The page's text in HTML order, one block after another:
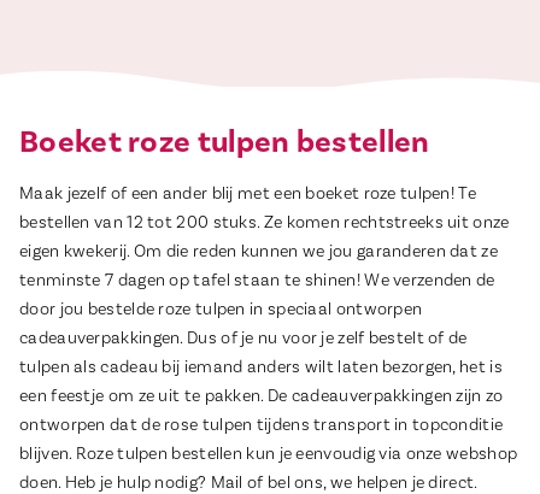
Boeket roze tulpen bestellen
Maak jezelf of een ander blij met een boeket roze tulpen! Te
bestellen van 12 tot 200 stuks. Ze komen rechtstreeks uit onze
eigen kwekerij. Om die reden kunnen we jou garanderen dat ze
tenminste 7 dagen op tafel staan te shinen! We verzenden de
door jou bestelde roze tulpen in speciaal ontworpen
cadeauverpakkingen. Dus of je nu voor je zelf bestelt of de
tulpen als cadeau bij iemand anders wilt laten bezorgen, het is
een feestje om ze uit te pakken. De cadeauverpakkingen zijn zo
ontworpen dat de rose tulpen tijdens transport in topconditie
blijven. Roze tulpen bestellen kun je eenvoudig via onze webshop
doen. Heb je hulp nodig? Mail of bel ons, we helpen je direct.